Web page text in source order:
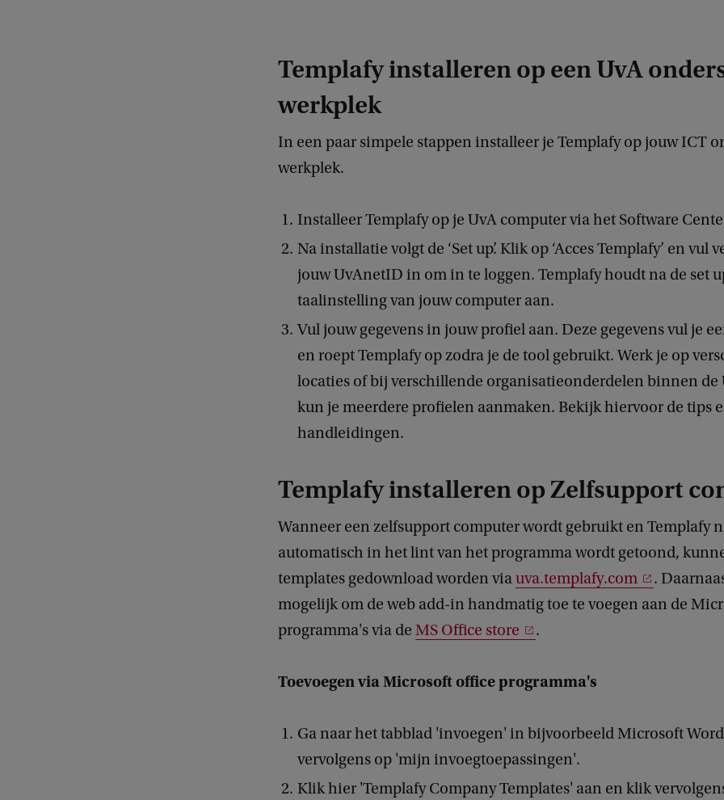
Templafy installeren op een UvA
werkplek
In een paar simpele stappen installeer je Templafy op jouw ICT
werkplek.
Installeer Templafy op je UvA computer via het Software
Na installatie volgt de ‘Set up’. Klik op ‘Acces Templafy’ en vul
jouw UvAnetID in om in te loggen. Templafy houdt na de set
taalinstelling van jouw computer aan.
Vul jouw gegevens in jouw profiel aan. Deze gegevens vul je
en roept Templafy op zodra je de tool gebruikt. Werk je op
locaties of bij verschillende organisatieonderdelen binnen de
kun je meerdere profielen aanmaken. Bekijk hiervoor de tips
handleidingen.
Templafy installeren op Zelfsupport
Wanneer een zelfsupport computer wordt gebruikt en Templafy
automatisch in het lint van het programma wordt getoond,
templates gedownload worden viauva.templafy.com
.
mogelijk om de web add-in handmatig toe te voegen aan de
programma's via de MS Office store .
Toevoegen via Microsoft office programma's
Ga naar het tabblad 'invoegen' in bijvoorbeeld Microsoft
vervolgens op 'mijn invoegtoepassingen'.
Klik hier 'Templafy Company Templates' aan en klik